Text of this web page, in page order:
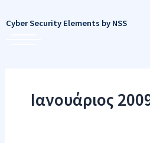
περιεχόμενο
Cyber Security Elements by NSS
Ιανουάριος